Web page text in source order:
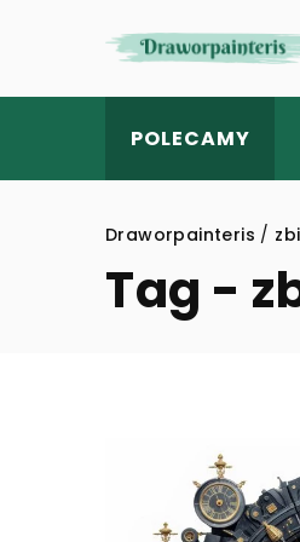
POLECAMY
Draworpainteris /
Tag -